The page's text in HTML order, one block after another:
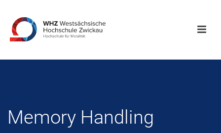
Memory Handling